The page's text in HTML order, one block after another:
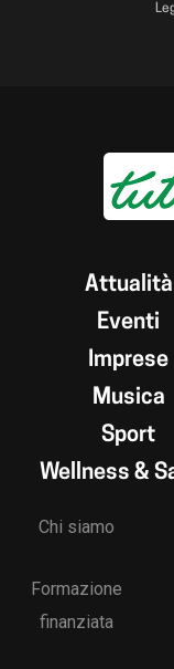
Attualità
Eventi
Imprese
Musica
Sport
Wellness &
Chi siamo
Formazione
finanziata